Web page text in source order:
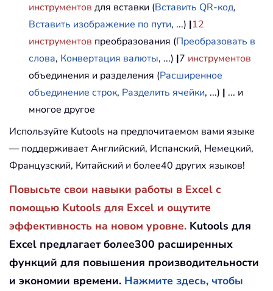
инструментов для вставки (Вставить QR-код,
Вставить изображение по пути, ...) |12
инструментов преобразования (Преобразовать в
слова, Конвертация валюты, ...) |7 инструментов
объединения и разделения (Расширенное
объединение строк, Разделить ячейки, ...) | ... и
многое другое
Используйте Kutools на предпочитаемом вами языке
— поддерживает Английский, Испанский, Немецкий,
Французский, Китайский и более40 других языков!
Повысьте свои навыки работы в Excel с
помощью Kutools для Excel и ощутите
эффективность на новом уровне. Kutools для
Excel предлагает более300 расширенных
функций для повышения производительности
и экономии времени. Нажмите здесь, чтобы